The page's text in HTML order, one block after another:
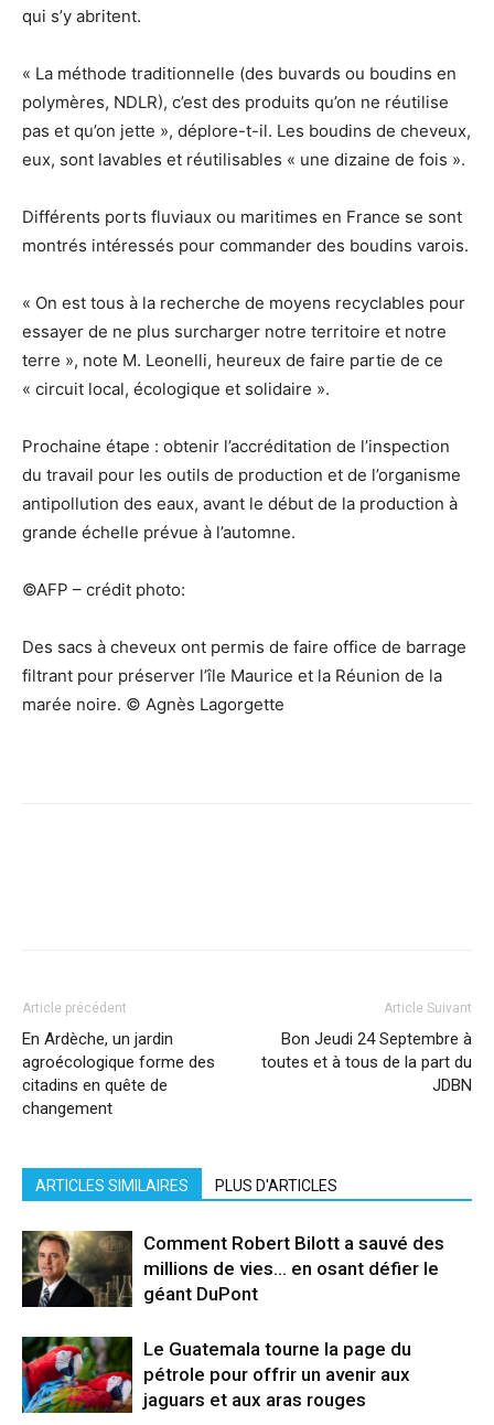
qui s’y abritent.
« La méthode traditionnelle (des buvards ou boudins en
polymères, NDLR), c’est des produits qu’on ne réutilise
pas et qu’on jette », déplore-t-il. Les boudins de cheveux,
eux, sont lavables et réutilisables « une dizaine de fois ».
Différents ports fluviaux ou maritimes en France se sont
montrés intéressés pour commander des boudins varois.
« On est tous à la recherche de moyens recyclables pour
essayer de ne plus surcharger notre territoire et notre
terre », note M. Leonelli, heureux de faire partie de ce
« circuit local, écologique et solidaire ».
Prochaine étape : obtenir l’accréditation de l’inspection
du travail pour les outils de production et de l’organisme
antipollution des eaux, avant le début de la production à
grande échelle prévue à l’automne.
©AFP – crédit photo:
Des sacs à cheveux ont permis de faire office de barrage
filtrant pour préserver l’île Maurice et la Réunion de la
marée noire. © Agnès Lagorgette
Article précédent
En Ardèche, un jardin
agroécologique forme des
citadins en quête de
changement
Article Suivant
Bon Jeudi 24 Septembre à
toutes et à tous de la part du
JDBN
ARTICLES SIMILAIRES PLUS D'ARTICLES
Comment Robert Bilott a sauvé des
millions de vies… en osant défier le
géant DuPont
Le Guatemala tourne la page du
pétrole pour offrir un avenir aux
jaguars et aux aras rouges